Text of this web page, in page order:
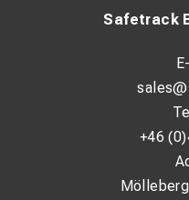
Safetrack
+46